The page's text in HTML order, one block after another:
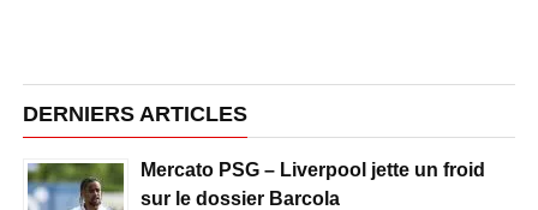
DERNIERS ARTICLES
Mercato PSG – Liverpool jette un froid
sur le dossier Barcola